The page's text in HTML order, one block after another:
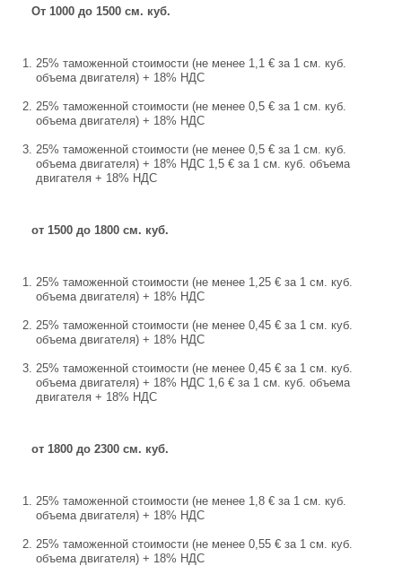
От 1000 до 1500 см. куб.
25% таможенной стоимости (не менее 1,1 € за 1 см. куб.
объема двигателя) + 18% НДС
25% таможенной стоимости (не менее 0,5 € за 1 см. куб.
объема двигателя) + 18% НДС
25% таможенной стоимости (не менее 0,5 € за 1 см. куб.
объема двигателя) + 18% НДС 1,5 € за 1 см. куб. объема
двигателя + 18% НДС
от 1500 до 1800 см. куб.
25% таможенной стоимости (не менее 1,25 € за 1 см. куб.
объема двигателя) + 18% НДС
25% таможенной стоимости (не менее 0,45 € за 1 см. куб.
объема двигателя) + 18% НДС
25% таможенной стоимости (не менее 0,45 € за 1 см. куб.
объема двигателя) + 18% НДС 1,6 € за 1 см. куб. объема
двигателя + 18% НДС
от 1800 до 2300 см. куб.
25% таможенной стоимости (не менее 1,8 € за 1 см. куб.
объема двигателя) + 18% НДС
25% таможенной стоимости (не менее 0,55 € за 1 см. куб.
объема двигателя) + 18% НДС